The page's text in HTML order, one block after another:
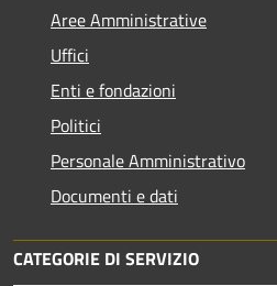
Aree Amministrative
Uffici
Enti e fondazioni
Politici
Personale Amministrativo
Documenti e dati
CATEGORIE DI SERVIZIO